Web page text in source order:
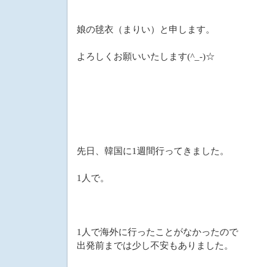
娘の毬衣（まりい）と申します。
よろしくお願いいたします(^_-)☆
先日、韓国に1週間行ってきました。
1人で。
1人で海外に行ったことがなかったので
出発前までは少し不安もありました。